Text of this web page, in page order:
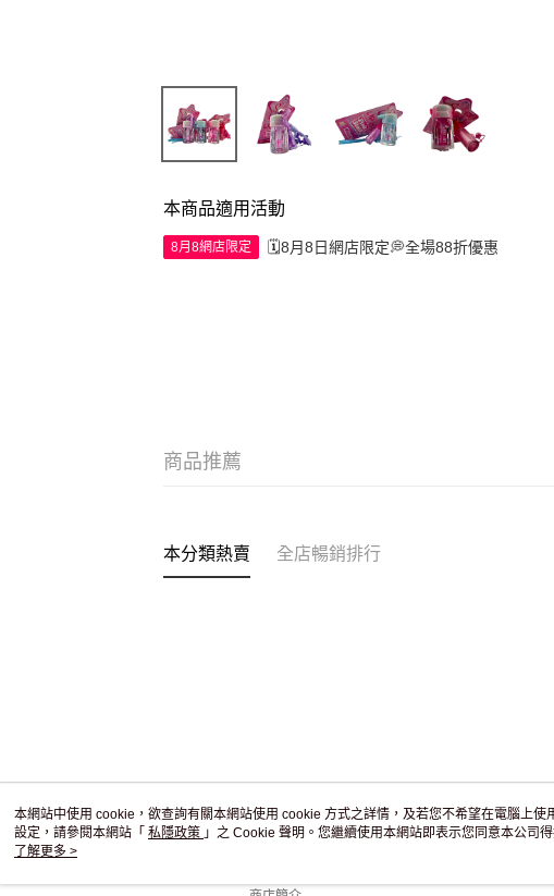
本商品適用活動
8月8網店限定 🗓️8月8日網店限定💭全場88折優惠
商品推薦
本分類熱賣 全店暢銷排行
關於我們
本網站中使用 cookie，欲查詢有關本網站使用 cookie 方式之詳情，及若您不希望在電腦上使
設定，請參閱本網站「 私隱政策 」之 Cookie 聲明。您繼續使用本網站即表示您同意本公司
用 cookie。
了解更多 >